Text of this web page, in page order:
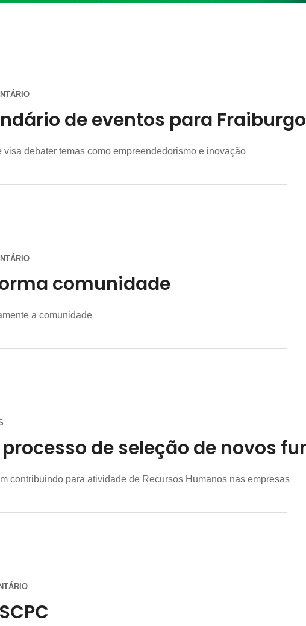
de eventos para Fraiburgo
debater temas como empreendedorismo e inovação
comunidade
a comunidade
de seleção de novos
contribuindo para atividade de Recursos Humanos nas empresas